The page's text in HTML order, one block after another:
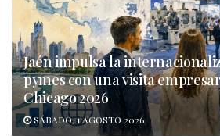
Jaén impulsa la
pymes con una visita
Chicago 2026
SÁBADO, 1 AGOSTO 2026